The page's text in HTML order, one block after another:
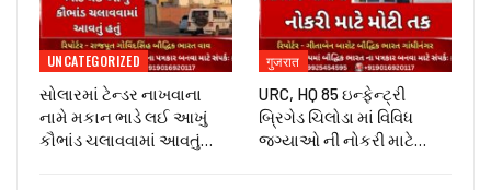
UNCATEGORIZED
સોલારમાં ટેન્ડર નાખવાના
નામે મકાન ભાડે લઈ આખું
કૌભાંડ ચલાવવામાં આવતું…
गुजरात
URC, HQ 85 ઇન્ફેન્ટ્રી
બ્રિગેડ ચિલોડા માં વિવિધ
જગ્યાઓ ની નોકરી માટે…